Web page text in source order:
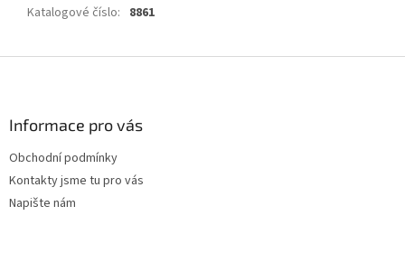
Katalogové číslo: 8861
Informace pro vás
Obchodní podmínky
Kontakty jsme tu pro vás
Napište nám